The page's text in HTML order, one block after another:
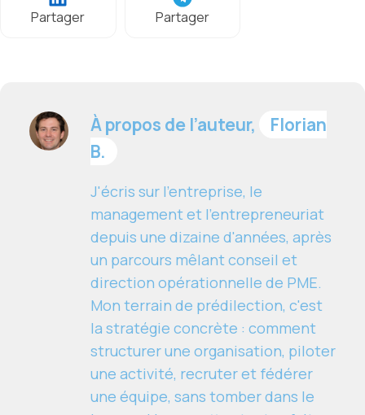
Partager Partager
À propos de l’auteur,
Florian
B.
J'écris sur l'entreprise, le
management et l'entrepreneuriat
depuis une dizaine d'années, après
un parcours mêlant conseil et
direction opérationnelle de PME.
Mon terrain de prédilection, c'est
la stratégie concrète : comment
structurer une organisation, piloter
une activité, recruter et fédérer
une équipe, sans tomber dans le